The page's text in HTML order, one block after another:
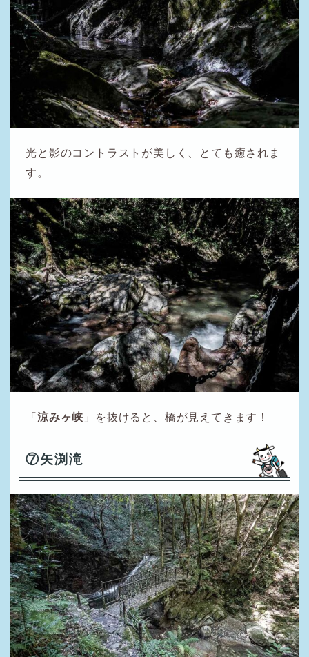
光と影のコントラストが美しく、とても癒されま
す。
「涼みヶ峡 」を抜けると、橋が見えてきます！
⑦矢渕滝